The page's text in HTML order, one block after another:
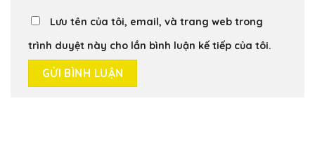
Lưu tên của tôi, email, và trang web trong
trình duyệt này cho lần bình luận kế tiếp của tôi.